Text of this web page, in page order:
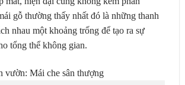
gỗ thường thấy nhất đó là những thanh
nhau một khoảng trống để tạo ra sự
tổng thể không gian.